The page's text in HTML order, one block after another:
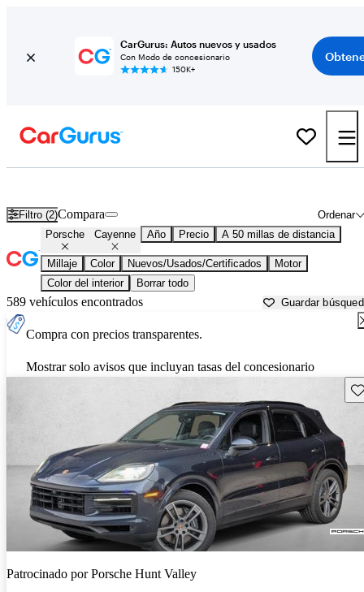
CarGurus: Autos nuevos y usados
Con Modo de concesionario
150K+
Filtro (2) Ordenar
Compara
Porsche Cayenne Año Precio A 50 millas de distancia
Millaje Color Nuevos/Usados/Certificados
Motor
Color del interior
Borrar todo
589 vehículos encontrados Guardar
Compra con precios transparentes.
Mostrar solo avisos que incluyan tasas del concesionario
Patrocinado porPorsche Hunt Valley